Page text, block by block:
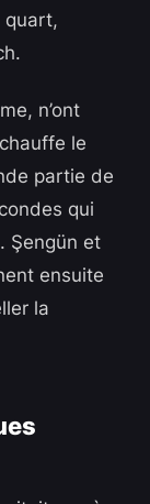
quart,
n’ont
le
partie de
qui
Şengün et
ensuite
la